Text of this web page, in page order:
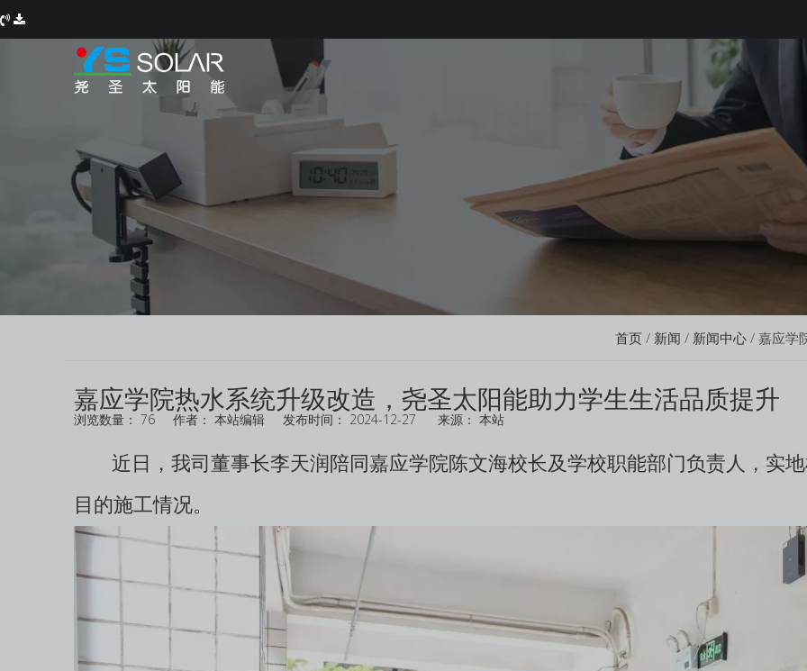
首页 / 新闻 / 新闻中心 / 嘉应学
嘉应学院热水系统升级改造，尧圣太阳能助力学生生活品质提升
浏览数量： 76 作者： 本站编辑 发布时间： 2024-12-27 来源： 本站
近日，我司董事长李天润陪同嘉应学院陈文海校长及学校职能部门负责人，实
目的施工情况。